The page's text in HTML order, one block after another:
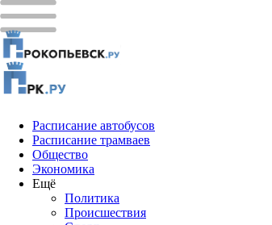
Расписание автобусов
Расписание трамваев
Общество
Экономика
Ещё
Политика
Проиcшествия